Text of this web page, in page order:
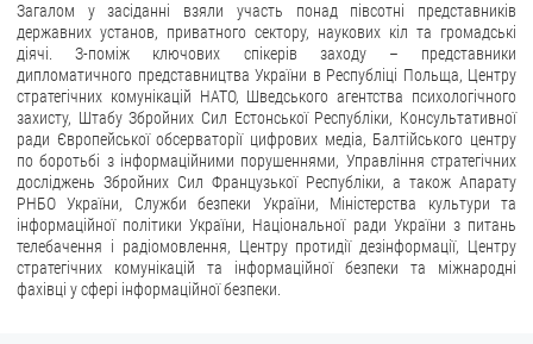
Загалом у засіданні взяли участь понад півсотні представників
державних установ, приватного сектору, наукових кіл та громадські
діячі. З-поміж ключових спікерів заходу – представники
дипломатичного представництва України в Республіці Польща, Центру
стратегічних комунікацій НАТО, Шведського агентства психологічного
захисту, Штабу Збройних Сил Естонської Республіки, Консультативної
ради Європейської обсерваторії цифрових медіа, Балтійського центру
по боротьбі з інформаційними порушеннями, Управління стратегічних
досліджень Збройних Сил Французької Республіки, а також Апарату
РНБО України, Служби безпеки України, Міністерства культури та
інформаційної політики України, Національної ради України з питань
телебачення і радіомовлення, Центру протидії дезінформації, Центру
стратегічних комунікацій та інформаційної безпеки та міжнародні
фахівці у сфері інформаційної безпеки.